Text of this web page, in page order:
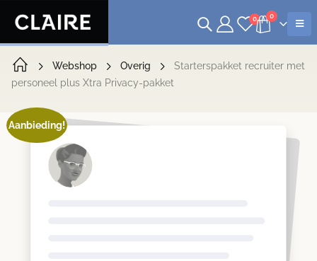
0 0
Webshop Overig
Starterspakket recruiter met
personeel plus Xtra Privacy-pakket
Aanbieding!